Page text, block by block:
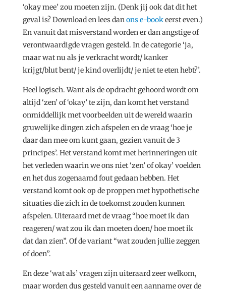
‘okay mee’ zou moeten zijn. (Denk jij ook dat dit het
geval is? Download en lees danons e-bookeerst even.)
En vanuit dat misverstand worden er dan angstige of
verontwaardigde vragen gesteld. In de categorie ‘ja,
maar wat nu als je verkracht wordt/ kanker
krijgt/blut bent/ je kind overlijdt/ je niet te eten hebt?’.
Heel logisch. Want als de opdracht gehoord wordt om
altijd ‘zen’ of ‘okay’ te zijn, dan komt het verstand
onmiddellijk met voorbeelden uit de wereld waarin
gruwelijke dingen zich afspelen en de vraag ‘hoe je
daar dan mee om kunt gaan, gezien vanuit de 3
principes’. Het verstand komt met herinneringen uit
het verleden waarin we ons niet ‘zen’ of okay’ voelden
en het dus zogenaamd fout gedaan hebben. Het
verstand komt ook op de proppen met hypothetische
situaties die zich in de toekomst zouden kunnen
afspelen. Uiteraard met de vraag “hoe moet ik dan
reageren/ wat zou ik dan moeten doen/ hoe moet ik
dat dan zien”. Of de variant “wat zouden jullie zeggen
of doen”.
En deze ‘wat als’ vragen zijn uiteraard zeer welkom,
maar worden dus gesteld vanuit een aanname over de